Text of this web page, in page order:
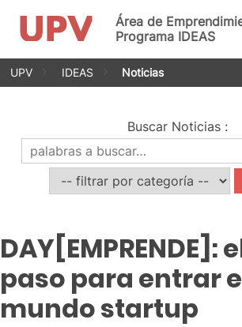
Saltar
Área de
Programa IDEAS
UPV IDEAS Noticias
Buscar Noticias:
DAY[EMPRENDE]:
paso para entrar
mundo startup